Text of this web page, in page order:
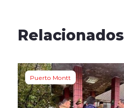
Relacionados
Puerto Montt